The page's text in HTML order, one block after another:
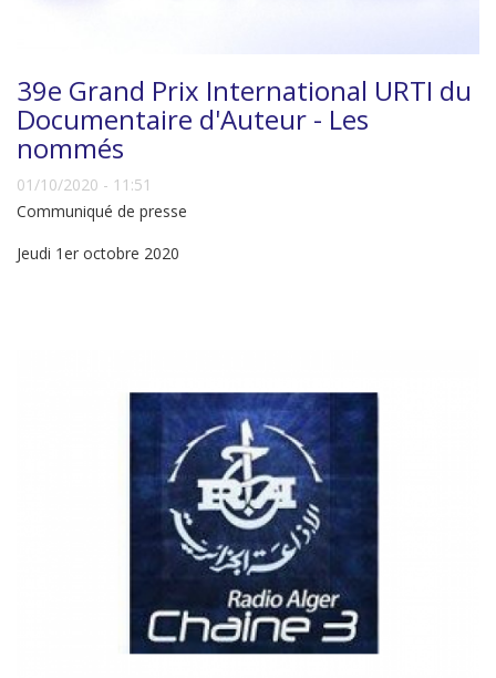
39e Grand Prix International URTI du
Documentaire d'Auteur - Les
nommés
01/10/2020 - 11:51
Communiqué de presse
Jeudi 1er octobre 2020